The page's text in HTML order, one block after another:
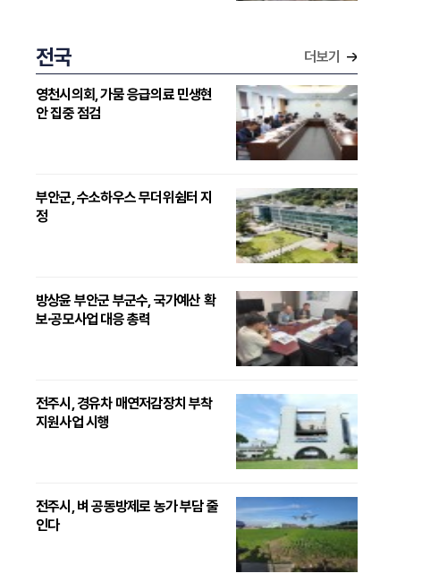
전국 더보기
영천시의회, 가뭄 응급의료 민생현
안 집중 점검
부안군, 수소하우스 무더위쉼터 지
정
방상윤 부안군 부군수, 국가예산 확
보·공모사업 대응 총력
전주시, 경유차 매연저감장치 부착
지원사업 시행
전주시, 벼 공동방제로 농가 부담 줄
인다